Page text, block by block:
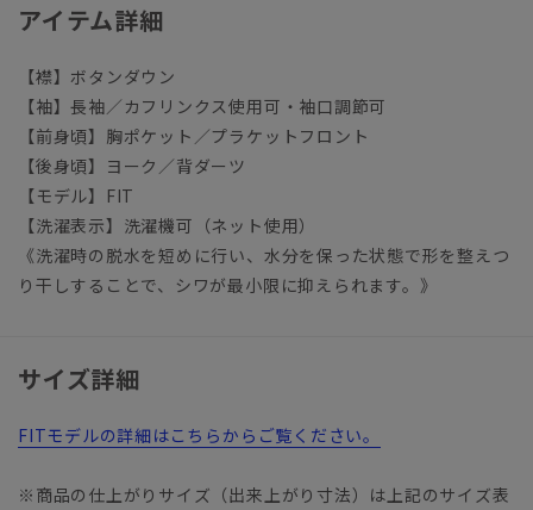
アイテム詳細
【襟】ボタンダウン
【袖】長袖／カフリンクス使用可・袖口調節可
【前身頃】胸ポケット／プラケットフロント
【後身頃】ヨーク／背ダーツ
【モデル】FIT
【洗濯表示】洗濯機可（ネット使用）
《洗濯時の脱水を短めに行い、水分を保った状態で形を整えつ
り干しすることで、シワが最小限に抑えられます。》
サイズ詳細
FITモデルの詳細はこちらからご覧ください。
※商品の仕上がりサイズ（出来上がり寸法）は上記のサイズ表